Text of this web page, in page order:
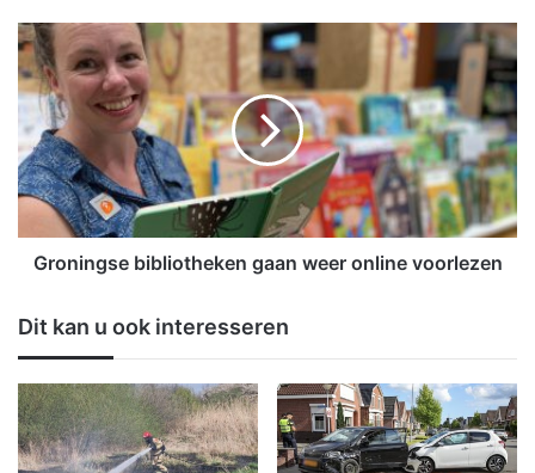
l
o
m
n
D
e
K
k
e
r
v
o
o
G
o
n
n
g
e
l
i
o
t
h
e
Groningse bibliotheken gaan weer online voorlezen
Dit kan u ook interesseren